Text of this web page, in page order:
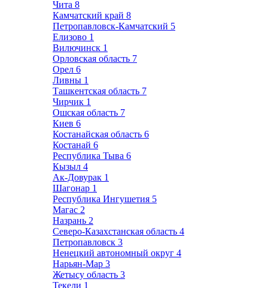
Чита 8
Камчатский край 8
Петропавловск-Камчатский 5
Елизово 1
Вилючинск 1
Орловская область 7
Орел 6
Ливны 1
Ташкентская область 7
Чирчик 1
Ошская область 7
Киев 6
Костанайская область 6
Костанай 6
Республика Тыва 6
Кызыл 4
Ак-Довурак 1
Шагонар 1
Республика Ингушетия 5
Магас 2
Назрань 2
Северо-Казахстанская область 4
Петропавловск 3
Ненецкий автономный округ 4
Нарьян-Мар 3
Жетысу область 3
Текели 1